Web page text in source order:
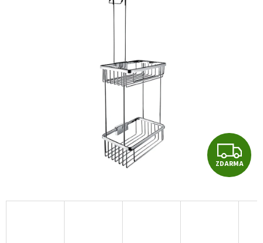
Z
D
A
ZDARMA